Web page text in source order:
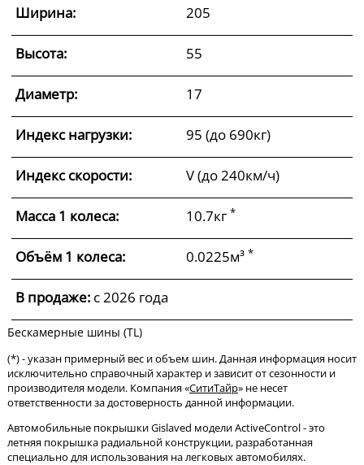
Ширина: 205
Высота: 55
Диаметр: 17
Индекс нагрузки: 95 (до 690кг)
Индекс скорости: V (до 240км/ч)
Масса 1 колеса: 10.7кг *
Объём 1 колеса: 0.0225м³ *
В продаже: c 2026 года
Бескамерные шины (TL)
(*) - указан примерный вес и объем шин. Данная информация носит
исключительно справочный характер и зависит от сезонности и
производителя модели. Компания «СитиТайр» не несет
ответственности за достоверность данной информации.
Автомобильные покрышки Gislaved модели ActiveControl - это
летняя покрышка радиальной конструкции, разработанная
специально для использования на легковых автомобилях.